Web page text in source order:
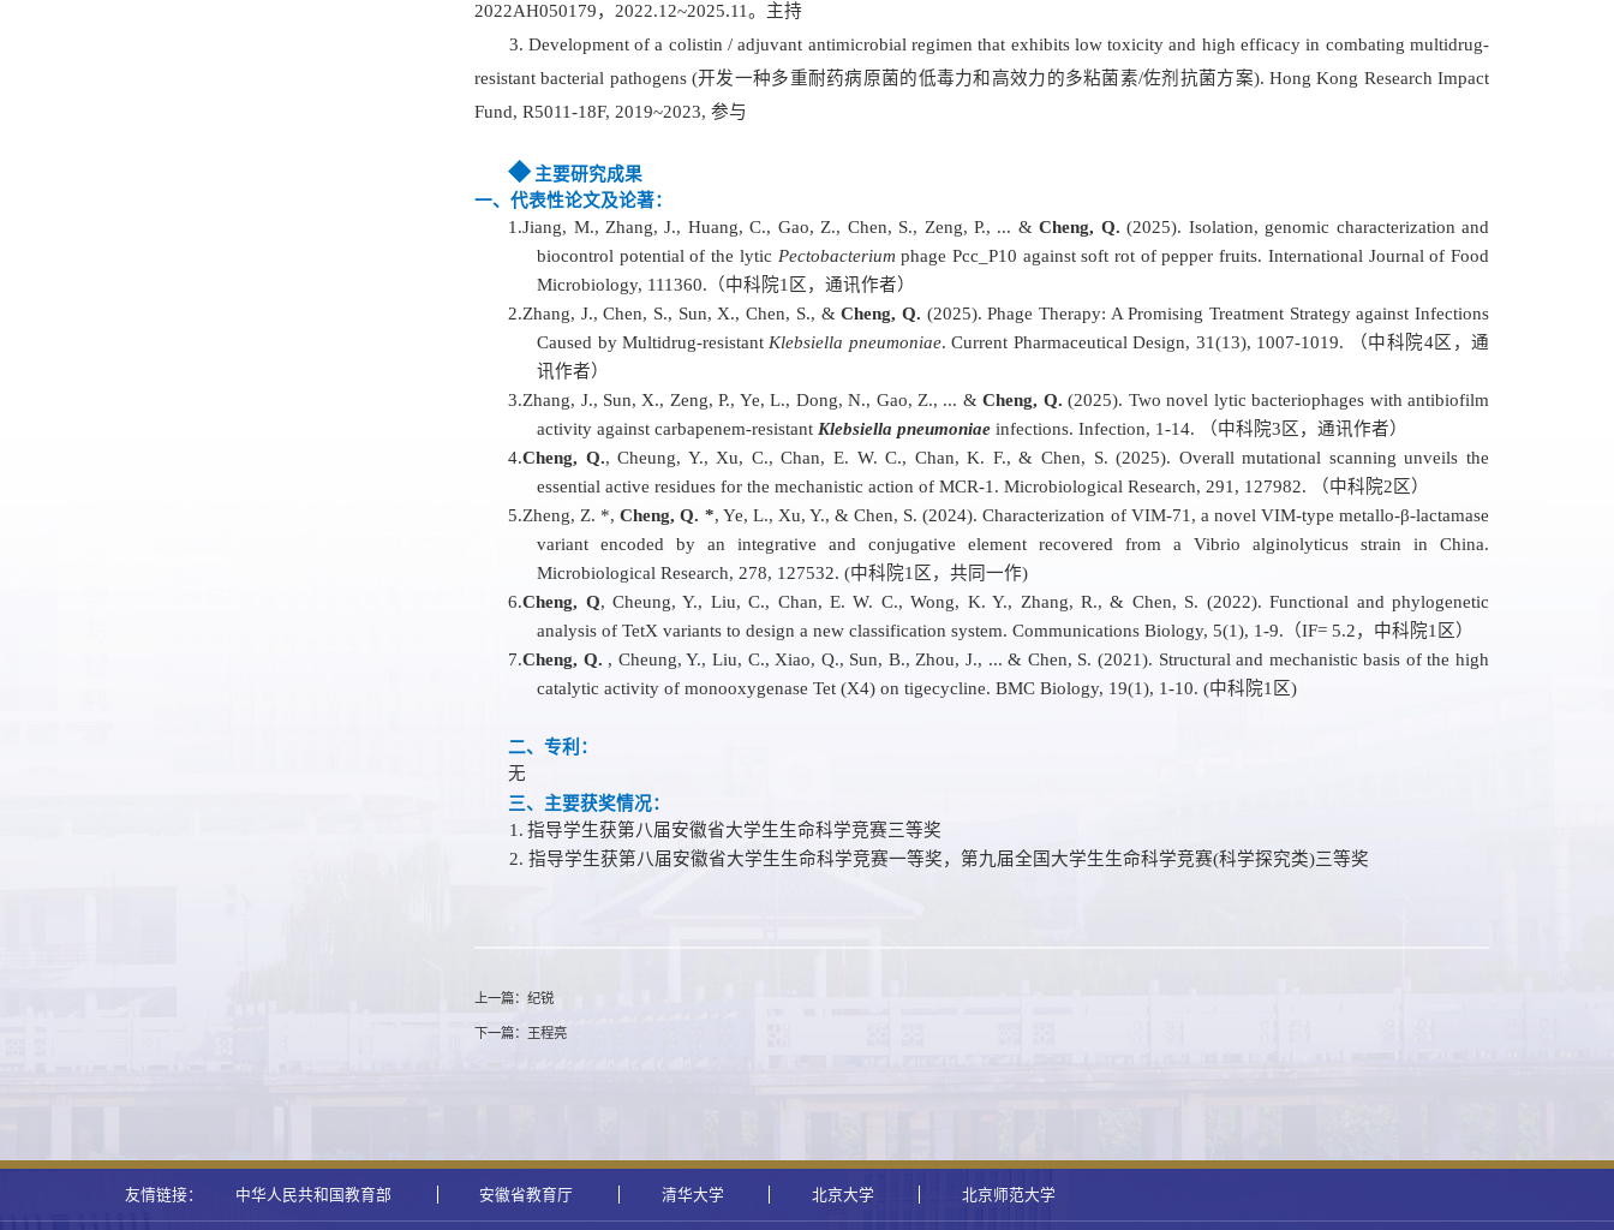
2022AH050179，2022.12~2025.11。主持
3. Development of a colistin / adjuvant antimicrobial regimen that exhibits low toxicity and high efficacy in combating multidrug-
resistant bacterial pathogens (开发一种多重耐药病原菌的低毒力和高效力的多粘菌素/佐剂抗菌方案). Hong Kong Research Impact
Fund, R5011-18F, 2019~2023, 参与
◆主要研究成果
一、代表性论文及论著：
1.Jiang, M., Zhang, J., Huang, C., Gao, Z., Chen, S., Zeng, P., ... &Cheng, Q.(2025). Isolation, genomic characterization and
biocontrol potential of the lytic Pectobacterium phage Pcc_P10 against soft rot of pepper fruits. International Journal of Food
Microbiology, 111360.（中科院1区，通讯作者）
2.Zhang, J., Chen, S., Sun, X., Chen, S., &Cheng, Q. (2025). Phage Therapy: A Promising Treatment Strategy against Infections
Caused by Multidrug-resistantKlebsiella pneumoniae. Current Pharmaceutical Design, 31(13), 1007-1019. （中科院4区，通
讯作者）
3.Zhang, J., Sun, X., Zeng, P., Ye, L., Dong, N., Gao, Z., ... &Cheng, Q. (2025). Two novel lytic bacteriophages with antibiofilm
activity against carbapenem-resistantKlebsiella pneumoniae infections. Infection, 1-14. （中科院3区，通讯作者）
4.Cheng, Q., Cheung, Y., Xu, C., Chan, E. W. C., Chan, K. F., & Chen, S. (2025). Overall mutational scanning unveils the
essential active residues for the mechanistic action of MCR-1. Microbiological Research, 291, 127982. （中科院2区）
5.Zheng, Z. *,Cheng, Q. *, Ye, L., Xu, Y., & Chen, S. (2024). Characterization of VIM-71, a novel VIM-type metallo-β-lactamase
variant encoded by an integrative and conjugative element recovered from a Vibrio alginolyticus strain in China.
Microbiological Research, 278, 127532. (中科院1区，共同一作)
6.Cheng, Q, Cheung, Y., Liu, C., Chan, E. W. C., Wong, K. Y., Zhang, R., & Chen, S. (2022). Functional and phylogenetic
analysis of TetX variants to design a new classification system. Communications Biology, 5(1), 1-9.（IF= 5.2，中科院1区）
7.Cheng, Q. , Cheung, Y., Liu, C., Xiao, Q., Sun, B., Zhou, J., ... & Chen, S. (2021). Structural and mechanistic basis of the high
catalytic activity of monooxygenase Tet (X4) on tigecycline. BMC Biology, 19(1), 1-10. (中科院1区)
二、专利：
无
三、主要获奖情况：
1. 指导学生获第八届安徽省大学生生命科学竞赛三等奖
2. 指导学生获第八届安徽省大学生生命科学竞赛一等奖，第九届全国大学生生命科学竞赛(科学探究类)三等奖
上一篇：纪锐
下一篇：王程亮
友情链接： 中华人民共和国教育部 安徽省教育厅 清华大学 北京大学 北京师范大学